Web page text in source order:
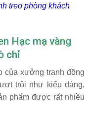
treo phòng khách
Hạc mạ vàng
chỉ
của xưởng tranh đồng
trội như kiểu dáng,
phẩm được rất nhiều